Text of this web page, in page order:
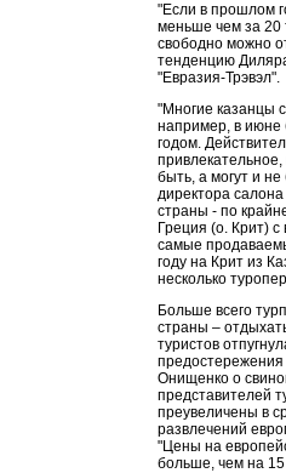
"Если в прошлом
меньше чем за 20
свободно можно
тенденцию
"Евразия-Трэвэл".
"Многие казанцы
например, в июне
годом.
быть, а могут и
директора
страны - по
Греция (о. Крит)
самые
году на Крит из
несколько
Больше всего
страны –
туристов
предостережения
Онищенко о
представителей
преувеличены в
развлечений
"Цены на
больше, чем на